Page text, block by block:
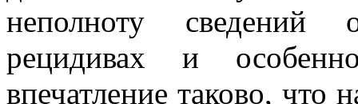
неполноту сведений
рецидивах и
впечатление таково, что